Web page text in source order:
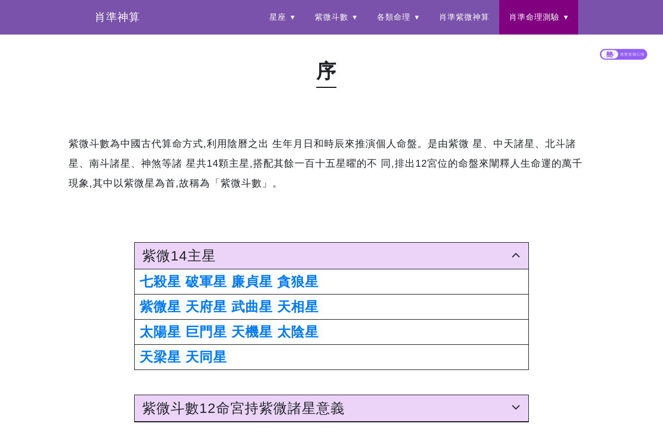
肖準神算 星座 紫微斗數 各類命理 肖準紫微神算 肖準命理測驗
序
紫微斗數為中國古代算命方式,利用陰曆之出 生年月日和時辰來推演個人命盤。是由紫微 星、中天諸星、北斗諸
星、南斗諸星、神煞等諸 星共14顆主星,搭配其餘一百十五星曜的不 同,排出12宮位的命盤來闡釋人生命運的萬千
現象,其中以紫微星為首,故稱為「紫微斗數」。
紫微14主星
七殺星 破軍星 廉貞星 貪狼星
紫微星 天府星 武曲星 天相星
太陽星 巨門星 天機星 太陰星
天梁星 天同星
紫微斗數12命宮持紫微諸星意義